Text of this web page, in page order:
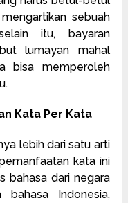
sebuah
itu, bayaran
lumayan mahal
bisa memperoleh
Kata Per Kata
lebih dari satu arti
kata ini
bahasa dari negara
Indonesia,